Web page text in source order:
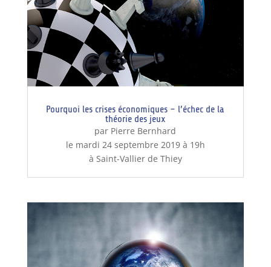
Pourquoi les crises économiques – l’échec de la
théorie des jeux
par Pierre Bernhard
le mardi 24 septembre 2019 à 19h
à Saint-Vallier de Thiey